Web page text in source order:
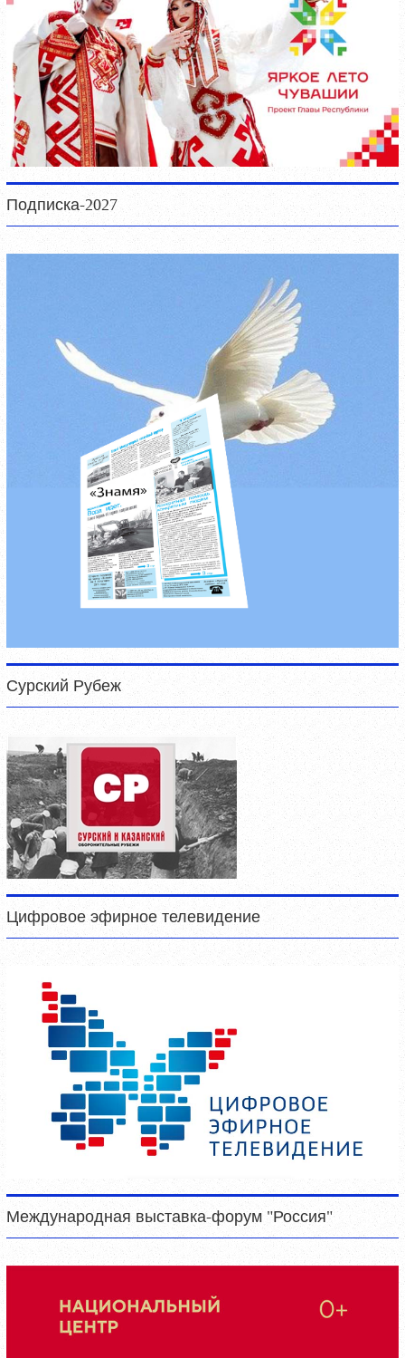
Подписка-2027
Сурский Рубеж
Цифровое эфирное телевидение
Международная выставка-форум "Россия"